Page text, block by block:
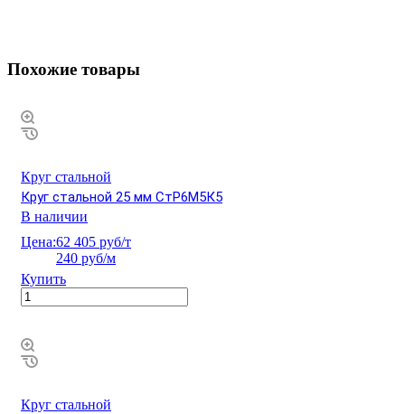
Похожие товары
Круг стальной
Круг стальной 25 мм СтР6М5К5
В наличии
Цена:62 405 руб/т
240 руб/м
Купить
Круг стальной